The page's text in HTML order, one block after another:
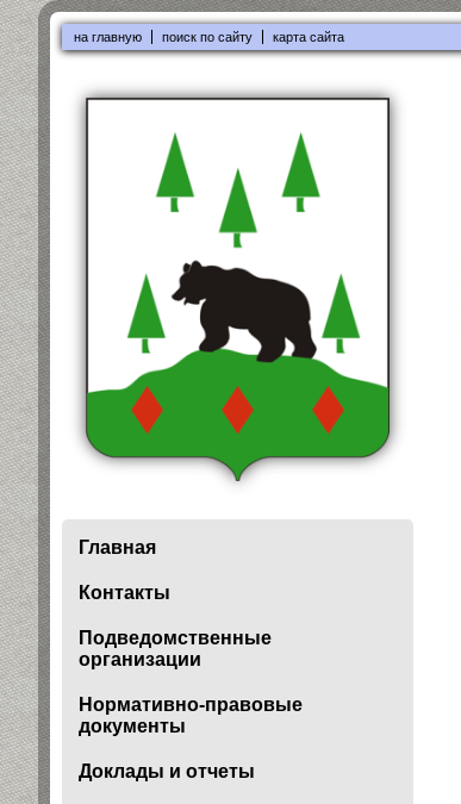
на главную поиск по сайту карта сайта
Главная
Контакты
Подведомственные
организации
Нормативно-правовые
документы
Доклады и отчеты